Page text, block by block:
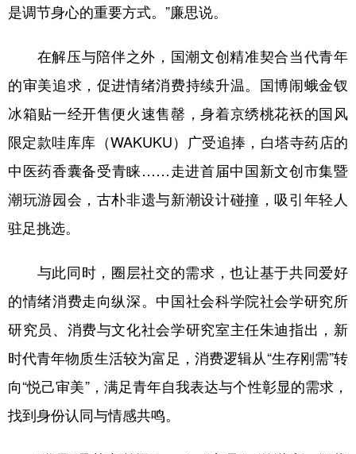
是调节身心的重要方式。”廉思说。
在解压与陪伴之外，国潮文创精准契合当代青年
的审美追求，促进情绪消费持续升温。国博闹蛾金钗
冰箱贴一经开售便火速售罄，身着京绣桃花袄的国风
限定款哇库库（WAKUKU）广受追捧，白塔寺药店的
中医药香囊备受青睐……走进首届中国新文创市集暨
潮玩游园会，古朴非遗与新潮设计碰撞，吸引年轻人
驻足挑选。
与此同时，圈层社交的需求，也让基于共同爱好
的情绪消费走向纵深。中国社会科学院社会学研究所
研究员、消费与文化社会学研究室主任朱迪指出，新
时代青年物质生活较为富足，消费逻辑从“生存刚需”转
向“悦己审美”，满足青年自我表达与个性彰显的需求，
找到身份认同与情感共鸣。